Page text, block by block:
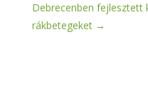
Debrecenben fejlesztett
rákbetegeket→